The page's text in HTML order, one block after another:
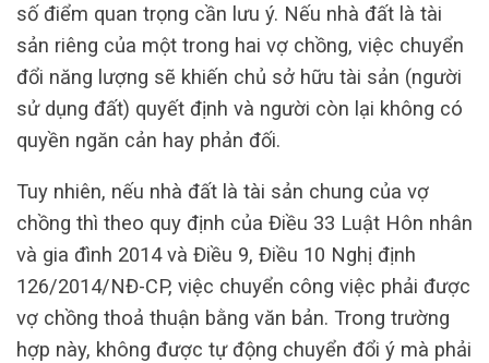
số điểm quan trọng cần lưu ý. Nếu nhà đất là tài
sản riêng của một trong hai vợ chồng, việc chuyển
đổi năng lượng sẽ khiến chủ sở hữu tài sản (người
sử dụng đất) quyết định và người còn lại không có
quyền ngăn cản hay phản đối.
Tuy nhiên, nếu nhà đất là tài sản chung của vợ
chồng thì theo quy định của Điều 33 Luật Hôn nhân
và gia đình 2014 và Điều 9, Điều 10 Nghị định
126/2014/NĐ-CP, việc chuyển công việc phải được
vợ chồng thoả thuận bằng văn bản. Trong trường
hợp này, không được tự động chuyển đổi ý mà phải